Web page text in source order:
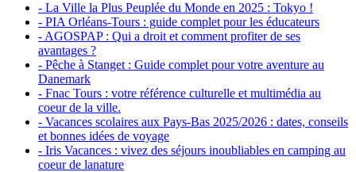
- La Ville la Plus Peuplée du Monde en 2025 : Tokyo !
- PIA Orléans-Tours : guide complet pour les éducateurs
- AGOSPAP : Qui a droit et comment profiter de ses
avantages ?
- Pêche à Stanget : Guide complet pour votre aventure au
Danemark
- Fnac Tours : votre référence culturelle et multimédia au
coeur de la ville.
- Vacances scolaires aux Pays-Bas 2025/2026 : dates, conseils
et bonnes idées de voyage
- Iris Vacances : vivez des séjours inoubliables en camping au
coeur de lanature